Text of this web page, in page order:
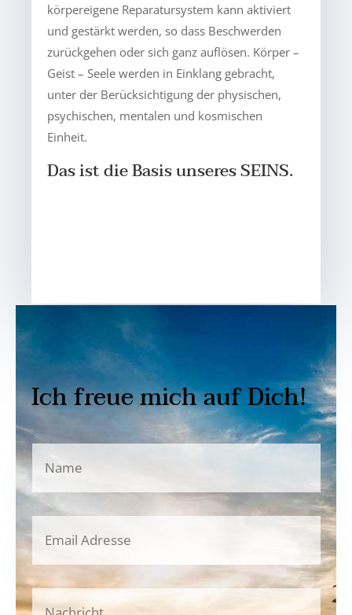
körpereigene Reparatursystem kann aktiviert
und gestärkt werden, so dass Beschwerden
zurückgehen oder sich ganz auflösen. Körper –
Geist – Seele werden in Einklang gebracht,
unter der Berücksichtigung der physischen,
psychischen, mentalen und kosmischen
Einheit.
Das ist die Basis unseres SEINS.
Ich freue mich auf Dich!